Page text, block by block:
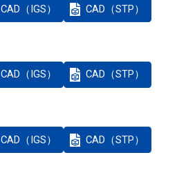
CAD（IGS） CAD（STP）
CAD（IGS） CAD（STP）
CAD（IGS） CAD（STP）